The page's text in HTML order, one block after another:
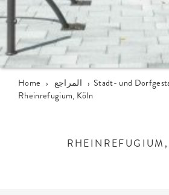
Home › المراجع › Stadt- und
Rheinrefugium, Köln